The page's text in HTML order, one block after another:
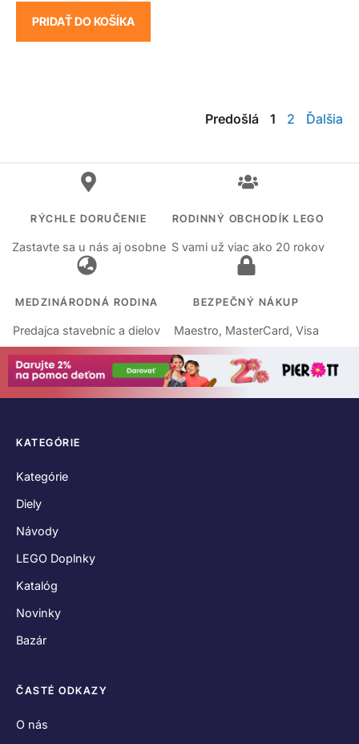
PRIDAŤ DO KOŠÍKA
Predošlá 1 2 Ďalšia
RÝCHLE DORUČENIE
Zastavte sa u nás aj osobne
RODINNÝ OBCHODÍK LEGO
S vami už viac ako 20 rokov
MEDZINÁRODNÁ RODINA
Predajca stavebníc a dielov
BEZPEČNÝ NÁKUP
Maestro, MasterCard, Visa
KATEGÓRIE
Kategórie
Diely
Návody
LEGO Doplnky
Katalóg
Novinky
Bazár
ČASTÉ ODKAZY
O nás